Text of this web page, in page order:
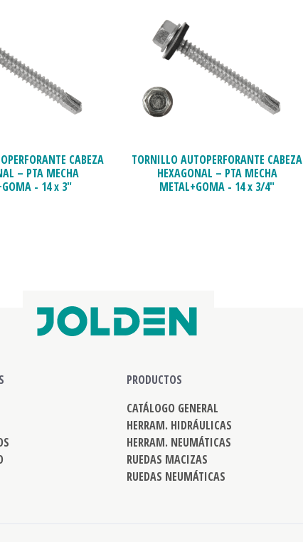
CABEZA
– PTA MECHA
- 14 x 3"
TORNILLO AUTOPERFORANTE CABEZA
HEXAGONAL – PTA MECHA
METAL+GOMA - 14 x 3/4"
PRODUCTOS
CATÁLOGO GENERAL
HERRAM. HIDRÁULICAS
HERRAM. NEUMÁTICAS
RUEDAS MACIZAS
RUEDAS NEUMÁTICAS